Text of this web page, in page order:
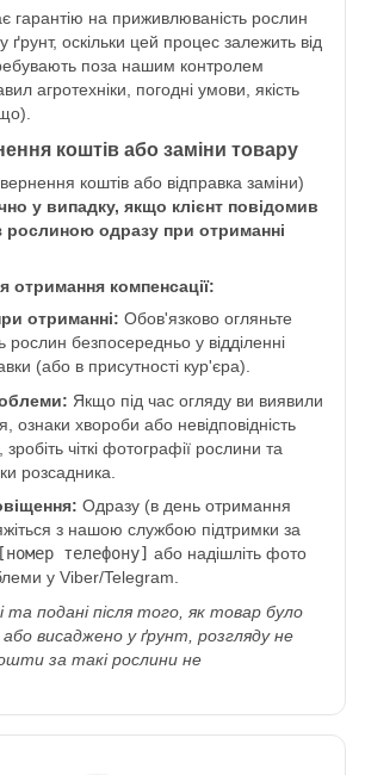
гарантію на приживлюваність рослин
ґрунт, оскільки цей процес залежить від
поза нашим контролем
агротехніки, погодні умови, якість
коштів або заміни товару
коштів або відправка заміни)
у випадку, якщо клієнт повідомив
рослиною одразу при отриманні
отримання компенсації:
отриманні: Обов'язково огляньте
рослин безпосередньо у відділенні
(або в присутності кур'єра).
Якщо під час огляду ви виявили
ознаки хвороби або невідповідність
чіткі фотографії рослини та
розсадника.
Одразу (в день отримання
з нашою службою підтримки за
[номер телефону] або надішліть фото
у Viber/Telegram.
та подані після того, як товар було
висаджено у ґрунт, розгляду не
за такі рослини не